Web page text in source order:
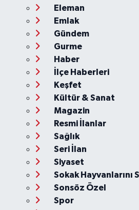
Eleman
Emlak
Gündem
Gurme
Haber
İlçe Haberleri
Keşfet
Kültür & Sanat
Magazin
Resmi İlanlar
Sağlık
Seri İlan
Siyaset
Sokak Hayvanlarını
Sonsöz Özel
Spor